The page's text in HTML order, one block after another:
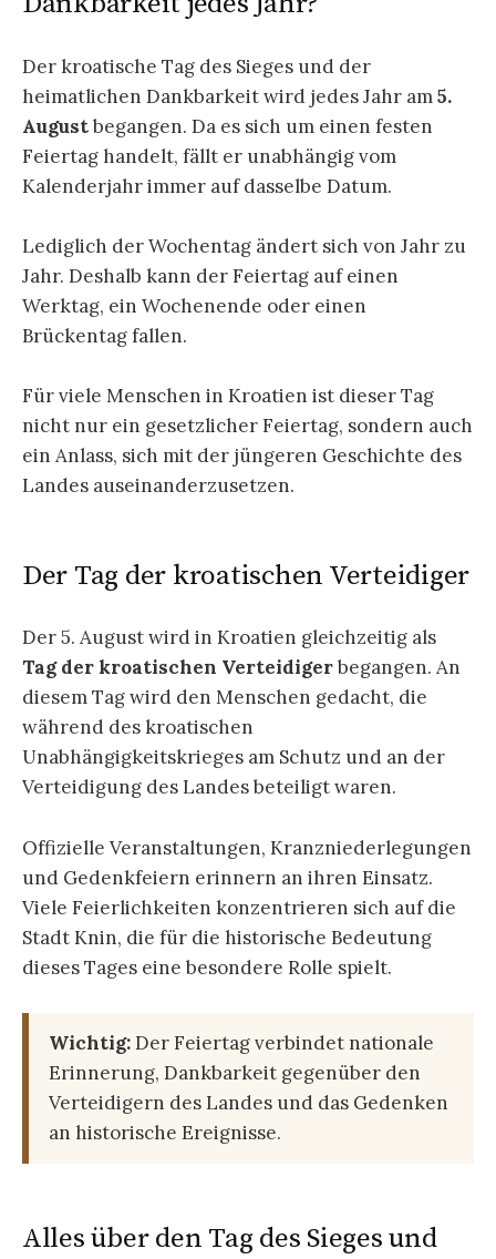
Der kroatische Tag des Sieges und der
heimatlichen Dankbarkeit wird jedes Jahr am5.
Augustbegangen. Da es sich um einen festen
Feiertag handelt, fällt er unabhängig vom
Kalenderjahr immer auf dasselbe Datum.
Lediglich der Wochentag ändert sich von Jahr zu
Jahr. Deshalb kann der Feiertag auf einen
Werktag, ein Wochenende oder einen
Brückentag fallen.
Für viele Menschen in Kroatien ist dieser Tag
nicht nur ein gesetzlicher Feiertag, sondern auch
ein Anlass, sich mit der jüngeren Geschichte des
Landes auseinanderzusetzen.
Der Tag der kroatischen Verteidiger
Der 5. August wird in Kroatien gleichzeitig als
Tag der kroatischen Verteidigerbegangen. An
diesem Tag wird den Menschen gedacht, die
während des kroatischen
Unabhängigkeitskrieges am Schutz und an der
Verteidigung des Landes beteiligt waren.
Offizielle Veranstaltungen, Kranzniederlegungen
und Gedenkfeiern erinnern an ihren Einsatz.
Viele Feierlichkeiten konzentrieren sich auf die
Stadt Knin, die für die historische Bedeutung
dieses Tages eine besondere Rolle spielt.
Wichtig:Der Feiertag verbindet nationale
Erinnerung, Dankbarkeit gegenüber den
Verteidigern des Landes und das Gedenken
an historische Ereignisse.
Alles über den Tag des Sieges und